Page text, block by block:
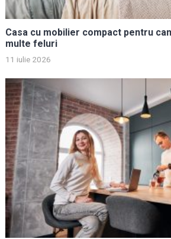
Casa cu mobilier compact pentru
multe feluri
11 iulie 2026